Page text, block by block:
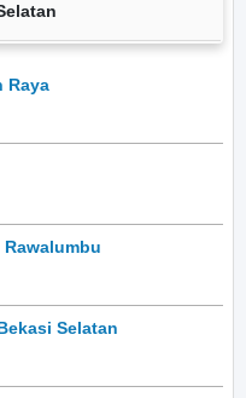
Raya
Selatan